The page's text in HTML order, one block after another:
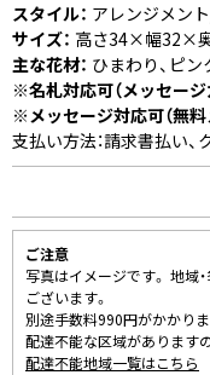
スタイル： アレンジメン
サイズ： 高さ34×幅32×
主な花材： ひまわり、ピ
※名札対応可（メッセー
※メッセージ対応可（無
支払い方法：請求書払い
ご注意
写真はイメージです。 地域
ございます。
別途手数料990円がかかりま
配達不能な区域があります
配達不能地域一覧はこちら